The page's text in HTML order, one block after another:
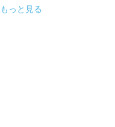
もっと見る